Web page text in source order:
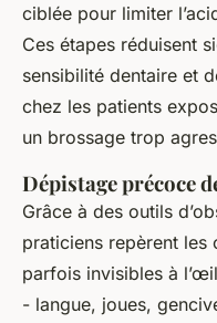
ciblée pour limiter
Ces étapes réduisent
sensibilité dentaire et
chez les patients
un brossage trop
Dépistage précoce
Grâce à des outils
praticiens repèrent les
parfois invisibles à
- langue, joues,